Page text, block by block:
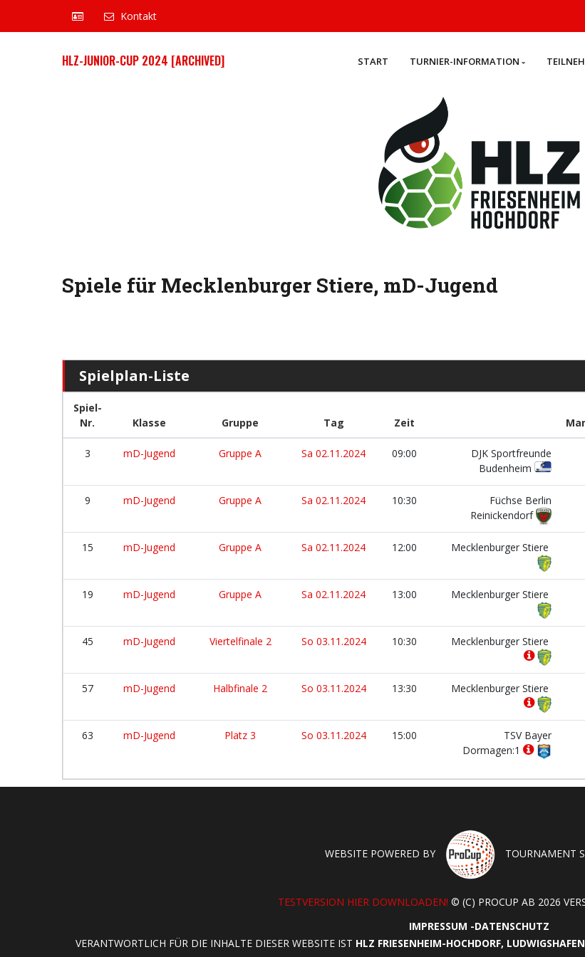
Kontakt
HLZ-JUNIOR-CUP 2024 [ARCHIVED] START TURNIER-INFORMATION
Spiele für Mecklenburger Stiere, mD-Jugend
Spielplan-Liste
Spiel-
Nr.
Klasse Gruppe Tag Zeit
3 mD-Jugend Gruppe A Sa 02.11.2024 09:00
DJK Sportfreunde
Budenheim
9 mD-Jugend Gruppe A Sa 02.11.2024 10:30
Füchse Berlin
Reinickendorf
15 mD-Jugend Gruppe A Sa 02.11.2024 12:00 Mecklenburger Stiere
19 mD-Jugend Gruppe A Sa 02.11.2024 13:00 Mecklenburger Stiere
45 mD-Jugend Viertelfinale 2 So 03.11.2024 10:30 Mecklenburger Stiere
57 mD-Jugend Halbfinale 2 So 03.11.2024 13:30 Mecklenburger Stiere
63 mD-Jugend Platz 3 So 03.11.2024 15:00
TSV Bayer
Dormagen:1
WEBSITE POWERED BY TOURNAMENT
TESTVERSION HIER DOWNLOADEN! © (C) PROCUP AB 2026
IMPRESSUM -DATENSCHUTZ
VERANTWORTLICH FÜR DIE INHALTE DIESER WEBSITE IST HLZ FRIESENHEIM-HOCHDORF, LUDWIGSHAFEN